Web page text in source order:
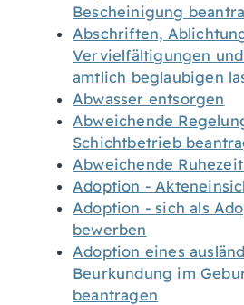
Bescheinigung
Abschriften,
Vervielfältigungen
amtlich beglaubigen
Abwasser entsorgen
Abweichende
Schichtbetrieb
Abweichende
Adoption -
Adoption - sich als
bewerben
Adoption eines
Beurkundung im
beantragen